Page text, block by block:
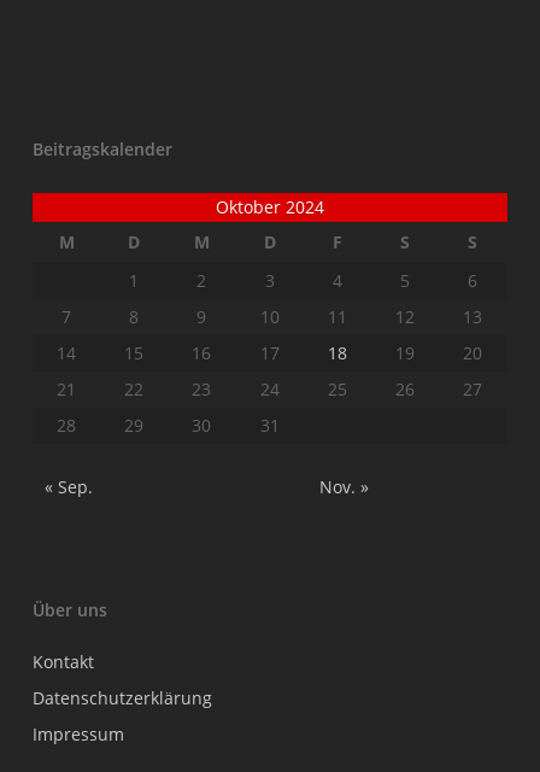
Beitragskalender
Oktober 2024
M
D M D F S
S
1
2 3 4 5
6
7
8 9 10 11 12
13
14
15 16 17 18 19
20
21
22 23 24 25 26
27
28
29 30 31
« Sep. Nov. »
Über uns
Kontakt
Datenschutzerklärung
Impressum